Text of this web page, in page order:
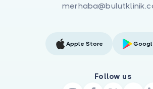
Apple Store
Follow us